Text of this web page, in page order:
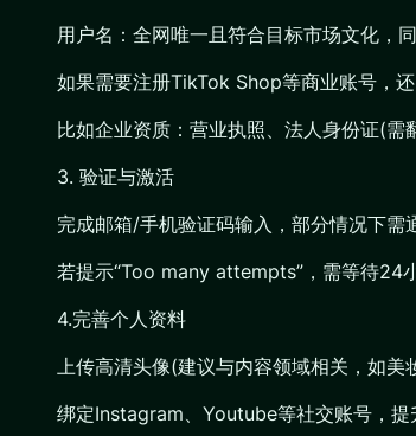
用户名：全网唯一且符合目标市场文化，
如果需要注册TikTok Shop等商业账号，还
比如企业资质：营业执照、法人身份证(需
3. 验证与激活
完成邮箱/手机验证码输入，部分情况下需
若提示“Too many attempts”，需等待24
4.完善个人资料
上传高清头像(建议与内容领域相关，如美
绑定Instagram、Youtube等社交账号，提